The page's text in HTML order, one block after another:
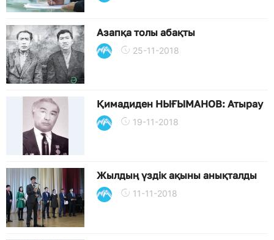
Азапқа толы абақты
25-11-2018
Қимадиден НЫҒЫМАНОВ: Атырау
19-11-2018
Жылдың үздік ақыны анықталды
11-11-2018